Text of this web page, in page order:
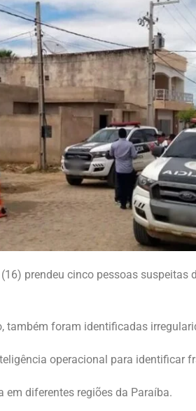
prendeu cinco pessoas
foram identificadas
operacional para identificar
diferentes regiões da Paraíba.